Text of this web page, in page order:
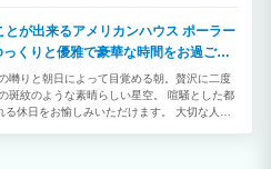
が出来るアメリカンハウス ポーラー
くりと優雅で豪華な時間をお過ごし
りと朝日によって目覚める朝。贅沢に二度
斑紋のような素晴らしい星空。 喧騒とした都
休日をお愉しみいただけます。 大切な人